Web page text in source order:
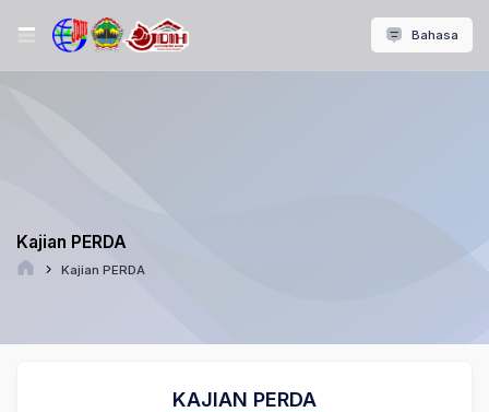
Bahasa
Kajian PERDA
Kajian PERDA
KAJIAN PERDA